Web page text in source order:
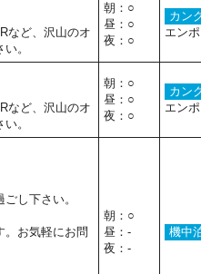
など、沢山のオ
。
朝：○
昼：○
夜：○
カン
エン
など、沢山のオ
。
朝：○
昼：○
夜：○
カン
エン
し下さい。
。お気軽にお問
朝：○
昼：-
夜：-
機中